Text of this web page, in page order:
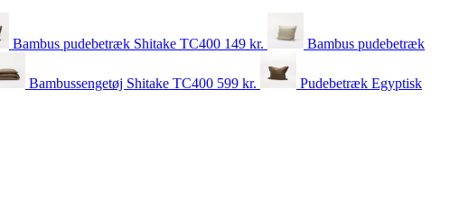
Bambus pudebetræk Shitake TC400 149 kr. Bambus pudebetræk
Bambussengetøj Shitake TC400 599 kr. Pudebetræk Egyptisk